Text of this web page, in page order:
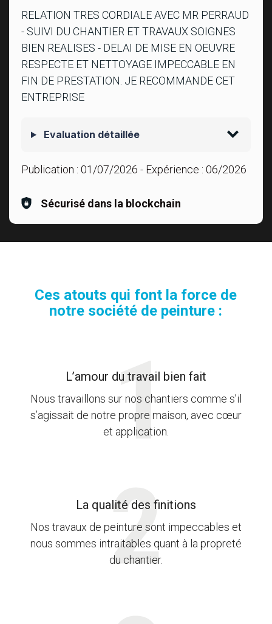
RELATION TRES CORDIALE AVEC MR PERRAUD
- SUIVI DU CHANTIER ET TRAVAUX SOIGNES
BIEN REALISES - DELAI DE MISE EN OEUVRE
RESPECTE ET NETTOYAGE IMPECCABLE EN
FIN DE PRESTATION. JE RECOMMANDE CET
ENTREPRISE
Evaluation détaillée
Publication : 01/07/2026 - Expérience : 06/2026
Sécurisé dans la blockchain
Ces atouts qui font la force de
notre société de peinture :
L’amour du travail bien fait
Nous travaillons sur nos chantiers comme s’il
s’agissait de notre propre maison, avec cœur
et application.
La qualité des finitions
Nos travaux de peinture sont impeccables et
nous sommes intraitables quant à la propreté
du chantier.